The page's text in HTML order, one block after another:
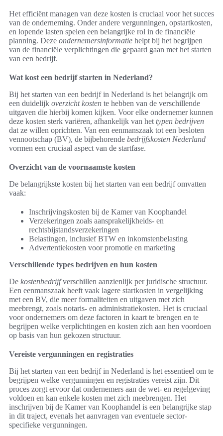
Het efficiënt managen van deze kosten is cruciaal voor het succes
van de onderneming. Onder andere vergunningen, opstartkosten,
en lopende lasten spelen een belangrijke rol in de financiële
planning. Deze ondernemersinformatie helpt bij het begrijpen
van de financiële verplichtingen die gepaard gaan met het starten
van een bedrijf.
Wat kost een bedrijf starten in Nederland?
Bij het starten van een bedrijf in Nederland is het belangrijk om
een duidelijk overzicht kosten te hebben van de verschillende
uitgaven die hierbij komen kijken. Voor elke ondernemer kunnen
deze kosten sterk variëren, afhankelijk van het typen bedrijven
dat ze willen oprichten. Van een eenmanszaak tot een besloten
vennootschap (BV), de bijbehorende bedrijfskosten Nederland
vormen een cruciaal aspect van de startfase.
Overzicht van de voornaamste kosten
De belangrijkste kosten bij het starten van een bedrijf omvatten
vaak:
Inschrijvingskosten bij de Kamer van Koophandel
Verzekeringen zoals aansprakelijkheids- en
rechtsbijstandsverzekeringen
Belastingen, inclusief BTW en inkomstenbelasting
Advertentiekosten voor promotie en marketing
Verschillende types bedrijven en hun kosten
De kostenbedrijfverschillen aanzienlijk per juridische structuur.
Een eenmanszaak heeft vaak lagere startkosten in vergelijking
met een BV, die meer formaliteiten en uitgaven met zich
meebrengt, zoals notaris- en administratiekosten. Het is cruciaal
voor ondernemers om deze factoren in kaart te brengen en te
begrijpen welke verplichtingen en kosten zich aan hen voordoen
op basis van hun gekozen structuur.
Vereiste vergunningen en registraties
Bij het starten van een bedrijf in Nederland is het essentieel om te
begrijpen welke vergunningen en registraties vereist zijn. Dit
proces zorgt ervoor dat ondernemers aan de wet- en regelgeving
voldoen en kan enkele kosten met zich meebrengen. Het
inschrijven bij de Kamer van Koophandel is een belangrijke stap
in dit traject, evenals het aanvragen van eventuele sector-
specifieke vergunningen.